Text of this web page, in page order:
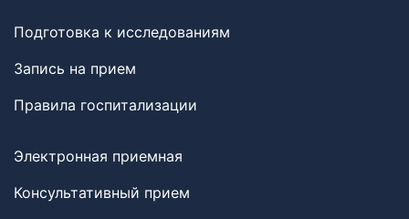
Подготовка к исследованиям
Запись на прием
Правила госпитализации
Электронная приемная
Консультативный прием